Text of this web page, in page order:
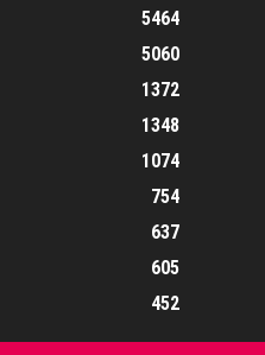
5464
5060
1372
1348
1074
754
637
605
452